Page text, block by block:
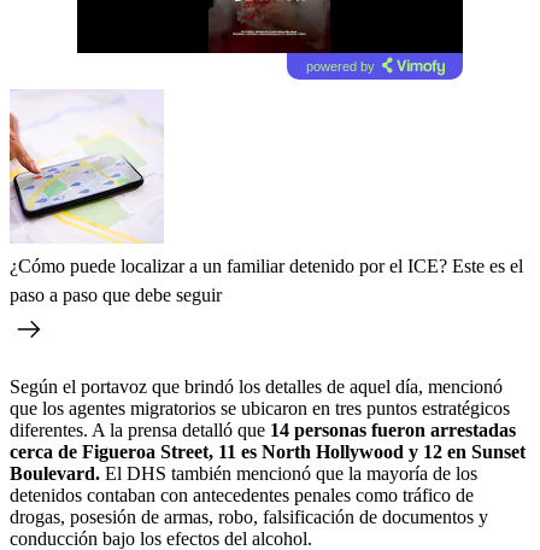
powered by
¿Cómo puede localizar a un familiar detenido por el ICE? Este es el
paso a paso que debe seguir
Según el portavoz que brindó los detalles de aquel día, mencionó
que los agentes migratorios se ubicaron en tres puntos estratégicos
diferentes. A la prensa detalló que 14 personas fueron arrestadas
cerca de Figueroa Street, 11 es North Hollywood y 12 en Sunset
Boulevard. El DHS también mencionó que la mayoría de los
detenidos contaban con antecedentes penales como tráfico de
drogas, posesión de armas, robo, falsificación de documentos y
conducción bajo los efectos del alcohol.